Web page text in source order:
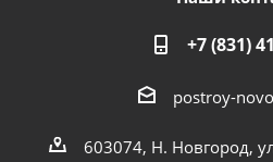
+7 (831)
postroy-
603074, Н. Новгород,